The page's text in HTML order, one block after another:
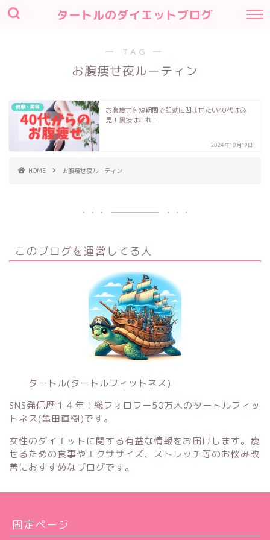
タートルのダイエットブログ
― TAG ―
お腹痩せ夜ルーティン
健康・美容
お腹痩せを短期間で即効に凹ませたい40代は必
見！裏技はこれ！
2024年10月19日
HOME お腹痩せ夜ルーティン
このブログを運営してる人
タートル(タートルフィットネス)
SNS発信歴１４年！総フォロワー50万人のタートルフィッ
トネス(亀田直樹)です。
女性のダイエットに関する有益な情報をお届けします。痩
せるための食事やエクササイズ、ストレッチ等のお悩み改
善におすすめなブログです。
固定ページ